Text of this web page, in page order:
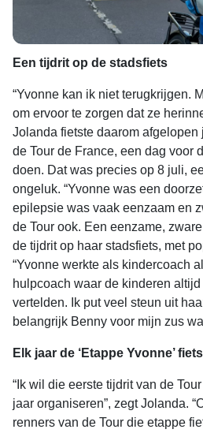
Een tijdrit op de stadsfiets
“Yvonne kan ik niet terugkrijgen.
om ervoor te zorgen dat ze
Jolanda fietste daarom afgelopen
de Tour de France, een dag voor
doen. Dat was precies op 8 juli,
ongeluk. “Yvonne was een
epilepsie was vaak eenzaam en
de Tour ook. Een eenzame,
de tijdrit op haar stadsfiets, met
“Yvonne werkte als kindercoach
hulpcoach waar de kinderen
vertelden. Ik put veel steun uit
belangrijk Benny voor mijn zus
Elk jaar de ‘Etappe Yvonne’
“Ik wil die eerste tijdrit van de
jaar organiseren”, zegt Jolanda.
renners van de Tour die etappe